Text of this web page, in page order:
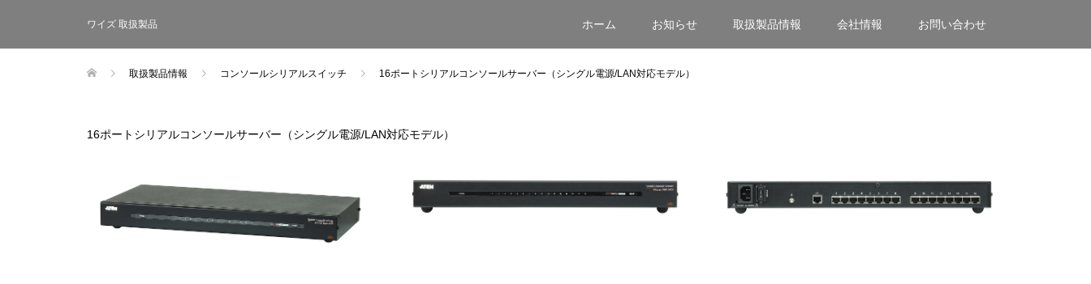
ワイズ 取扱製品 ホーム お知らせ 取扱製品情報 会社情報 お問い合わせ
取扱製品情報 コンソールシリアルスイッチ 16ポートシリアルコンソールサーバー（シングル電源/LAN対応モデル）
16ポートシリアルコンソールサーバー（シングル電源/LAN対応モデル）